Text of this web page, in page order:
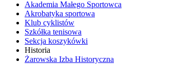
Akademia Małego Sportowca
Akrobatyka sportowa
Klub cyklistów
Szkółka tenisowa
Sekcja koszykówki
Historia
Żarowska Izba Historyczna